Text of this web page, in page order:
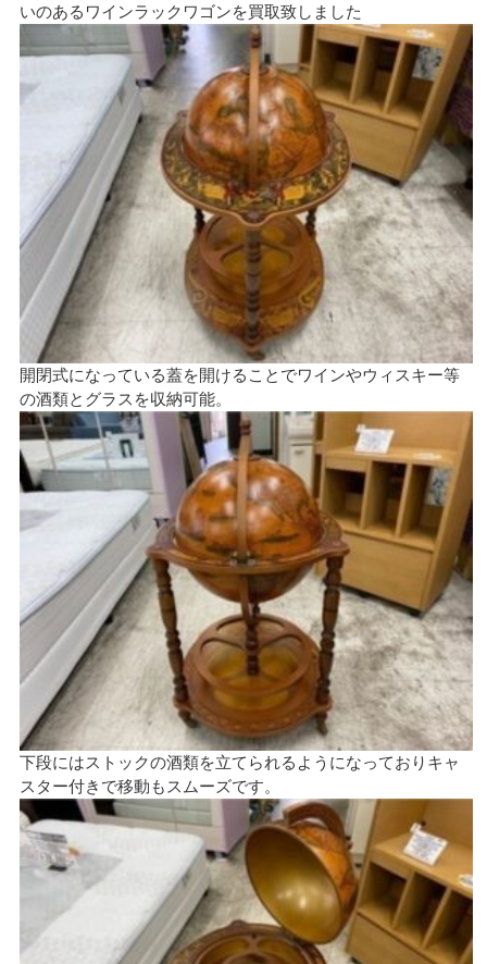
いのあるワインラックワゴンを買取致しました
開閉式になっている蓋を開けることでワインやウィスキー等
の酒類とグラスを収納可能。
下段にはストックの酒類を立てられるようになっておりキャ
スター付きで移動もスムーズです。